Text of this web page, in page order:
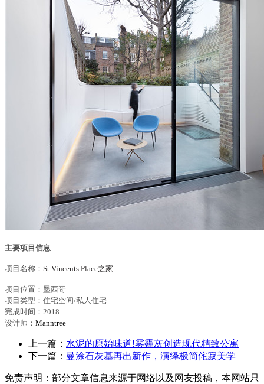
主要项目信息
项目名称： St Vincents Place之家
项目位置： 墨西哥
项目类型：住宅空间/私人住宅
完成时间：201 8
设计师： Manntree
上一篇： 水泥的原始味道!雾霾灰创造现代精致公寓
下一篇： 曼涂石灰基再出新作，演绎极简侘寂美学
免责声明：部分文章信息来源于网络以及网友投稿，本网站只